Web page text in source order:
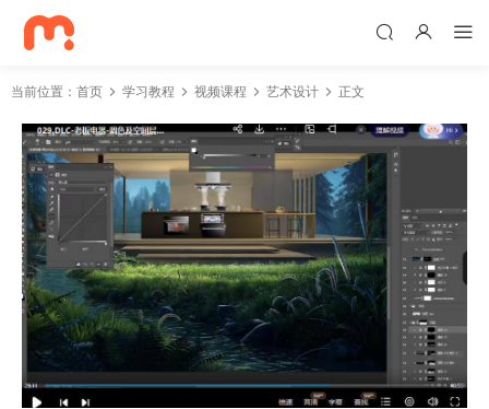
当前位置： 首页 学习教程 视频课程 艺术设计 正文